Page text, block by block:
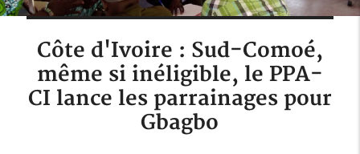
Côte d'Ivoire : Sud-Comoé,
même si inéligible, le PPA-
CI lance les parrainages pour
Gbagbo